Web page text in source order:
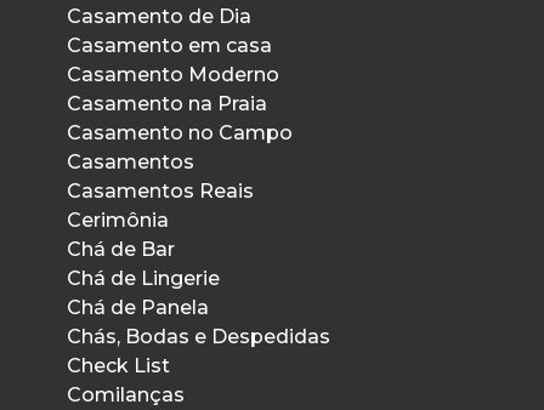
Casamento de Dia
Casamento em casa
Casamento Moderno
Casamento na Praia
Casamento no Campo
Casamentos
Casamentos Reais
Cerimônia
Chá de Bar
Chá de Lingerie
Chá de Panela
Chás, Bodas e Despedidas
Check List
Comilanças